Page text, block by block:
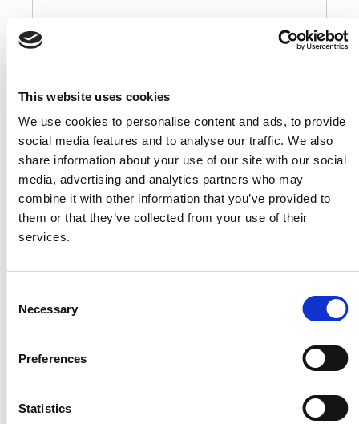
This website uses cookies
We use cookies to personalise content and ads, to provide
social media features and to analyse our traffic. We also
share information about your use of our site with our social
media, advertising and analytics partners who may
combine it with other information that you’ve provided to
them or that they’ve collected from your use of their
services.
Selection
Necessary
Preferences
Statistics
€275,00
Verwendung der Form
4 mm starke Stahlplatten von hoher Qualität